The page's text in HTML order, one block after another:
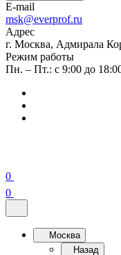
E-mail
msk@everprof.ru
Адрес
г. Москва, Адмирала
Режим работы
Пн. – Пт.: с 9:00 до
0
0
Москва
Назад